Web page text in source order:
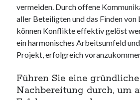
vermeiden. Durch offene
aller Beteiligten und das Finden von
können Konflikte effektiv gelöst
ein harmonisches Arbeitsumfeld
Projekt, erfolgreich
Führen Sie eine gründliche
Nachbereitung durch, um